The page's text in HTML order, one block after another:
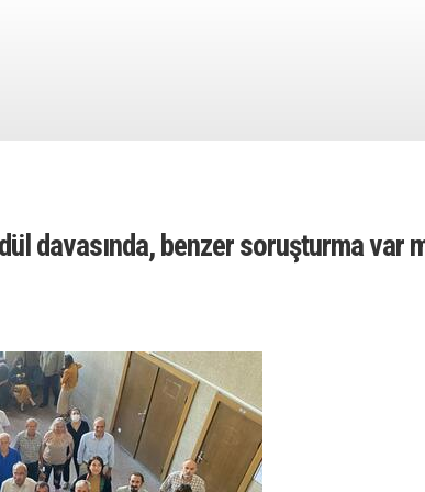
davasında, benzer soruşturma var